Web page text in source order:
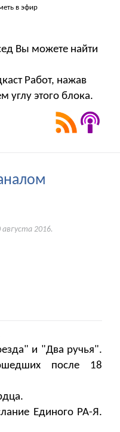
в эфир
Вы можете найти
Работ, нажав
углу этого блока.
августа 2016.
и "Два ручья".
после 18
Единого РА-Я.